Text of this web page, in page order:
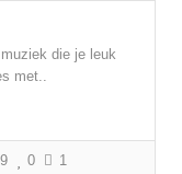
die je leuk
met..
0 1